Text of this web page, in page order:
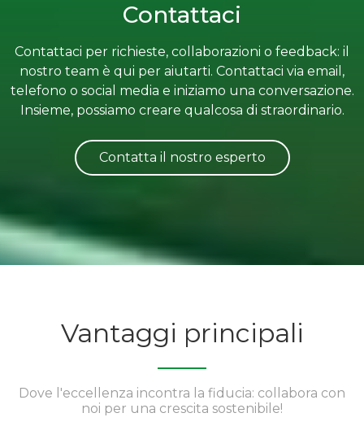
Contattaci
Contattaci per richieste, collaborazioni o feedback: il
nostro team è qui per aiutarti. Contattaci via email,
telefono o social media e iniziamo una conversazione.
Insieme, possiamo creare qualcosa di straordinario.
Contatta il nostro esperto
Vantaggi principali
Dove l'eccellenza incontra la fiducia: collabora con
noi per una crescita sostenibile!